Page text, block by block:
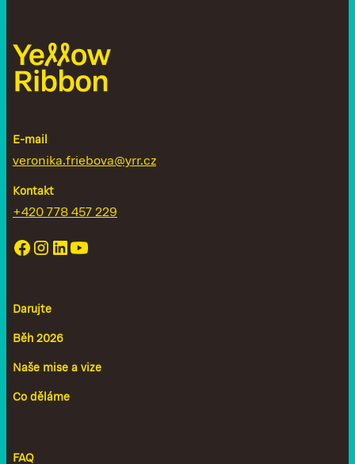
E-mail
veronika.friebova@yrr.cz
Kontakt
+420 778 457 229
Darujte
Běh 2026
Naše mise a vize
Co děláme
FAQ